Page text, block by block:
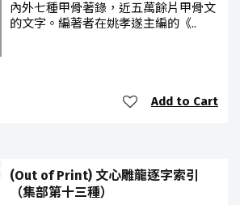
內外七種甲骨著錄，近五萬餘片甲骨文
的文字。編著者在姚孝遂主編的《..
Add to Cart
(Out of Print) 文心雕龍逐字索引
（集部第十三種）